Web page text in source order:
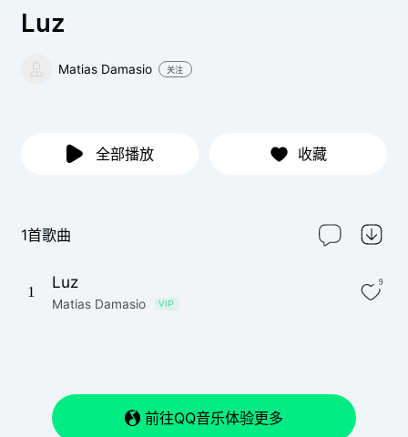
Luz
Matias Damasio 关注
全部播放 收藏
1首歌曲
1
Luz
Matias Damasio VIP
9
前往QQ音乐体验更多